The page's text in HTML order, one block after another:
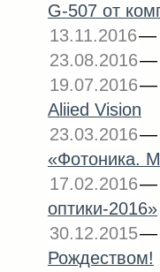
G-507 от
13.11.2016
23.08.2016
19.07.2016
Aliied Vision
23.03.2016
«Фотоника.
17.02.2016
оптики-2016»
30.12.2015
Рождеством!